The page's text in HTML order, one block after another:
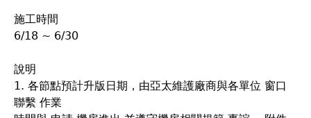
施工時間
6/18 ~ 6/30
說明
1. 各節點預計升版日期，由亞太維護廠商與各單位 窗口
聯繫 作業